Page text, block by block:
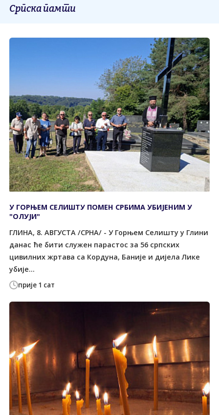
Српска памти
прије 1 сат
У ГОРЊЕМ СЕЛИШTУ ПОМЕН СРБИМА УБИЈЕНИМ У
"ОЛУЈИ"
ГЛИНА, 8. АВГУСTА /СРНА/ - У Горњем Селишту у Глини
данас ће бити служен парастос за 56 српских
цивилних жртава са Кордуна, Баније и дијела Лике
убије...